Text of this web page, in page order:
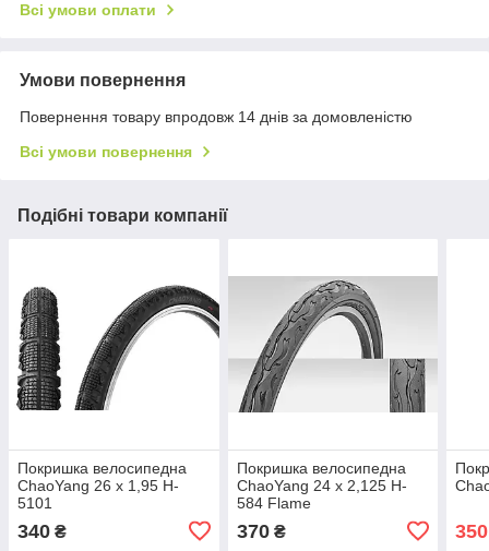
Всі умови оплати
Умови повернення
Повернення товару впродовж 14 днів за домовленістю
Всі умови повернення
Подібні товари компанії
Покришка велосипедна
ChaoYang 26 x 1,95 H-
5101
340 ₴
Покришка велосипедна
ChaoYang 24 x 2,125 H-
584 Flame
370₴ 350